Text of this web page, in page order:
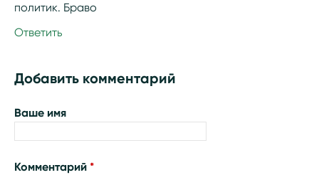
политик. Браво
Ответить
Добавить комментарий
Ваше имя
Комментарий*